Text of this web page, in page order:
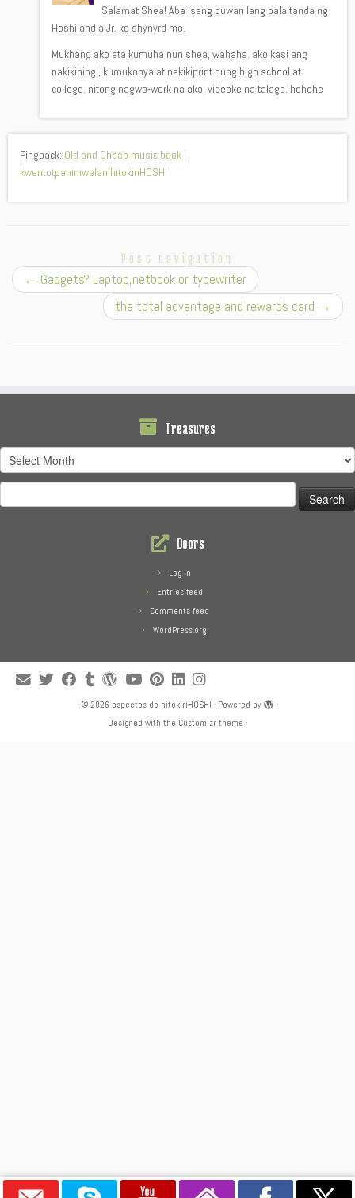
Salamat Shea! Aba isang buwan lang pala tanda ng
Hoshilandia Jr. ko shynyrd mo.
Mukhang ako ata kumuha nun shea, wahaha. ako kasi ang
nakikihingi, kumukopya at nakikiprint nung high school at
college. nitong nagwo-work na ako, videoke na talaga. hehehe
Pingback: Old and Cheap music book |
kwentotpaniniwalanihitokiriHOSHI
Post navigation
← Gadgets? Laptop,netbook or typewriter
the total advantage and rewards card →
Treasures
Treasures
for:
Doors
Log in
Entries feed
Comments feed
WordPress.org
· © 2026 aspectos de hitokiriHOSHI · Powered by
·
Designed with the Customizr theme ·